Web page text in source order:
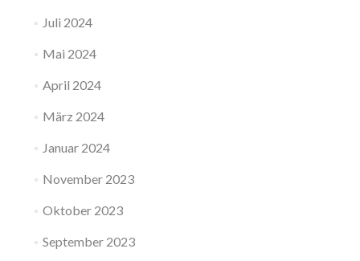
Juli 2024
Mai 2024
April 2024
März 2024
Januar 2024
November 2023
Oktober 2023
September 2023